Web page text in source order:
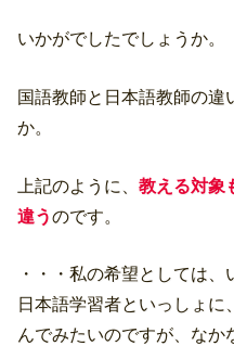
いかがでしたでしょうか。
国語教師と日本語教師の違
か。
上記のように、 教える対象
違うのです。
・・・私の希望としては、
日本語学習者といっしょ
んでみたいのですが、なか